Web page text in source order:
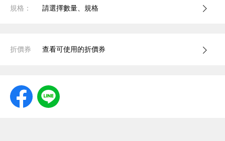
規格： 請選擇數量、規格
折價券 查看可使用的折價券